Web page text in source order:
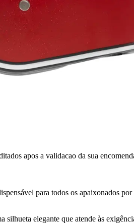
apos a validacao da sua
para todos os apaixonados
silhueta elegante que atende às